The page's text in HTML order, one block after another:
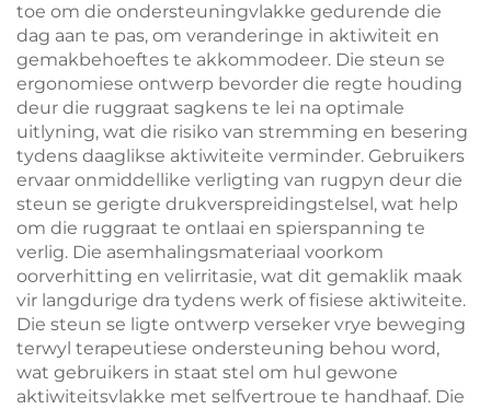
toe om die ondersteuningvlakke gedurende die
dag aan te pas, om veranderinge in aktiwiteit en
gemakbehoeftes te akkommodeer. Die steun se
ergonomiese ontwerp bevorder die regte houding
deur die ruggraat sagkens te lei na optimale
uitlyning, wat die risiko van stremming en besering
tydens daaglikse aktiwiteite verminder. Gebruikers
ervaar onmiddellike verligting van rugpyn deur die
steun se gerigte drukverspreidingstelsel, wat help
om die ruggraat te ontlaai en spierspanning te
verlig. Die asemhalingsmateriaal voorkom
oorverhitting en velirritasie, wat dit gemaklik maak
vir langdurige dra tydens werk of fisiese aktiwiteite.
Die steun se ligte ontwerp verseker vrye beweging
terwyl terapeutiese ondersteuning behou word,
wat gebruikers in staat stel om hul gewone
aktiwiteitsvlakke met selfvertroue te handhaaf. Die